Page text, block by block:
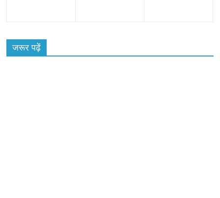
जरूर पढ़ें